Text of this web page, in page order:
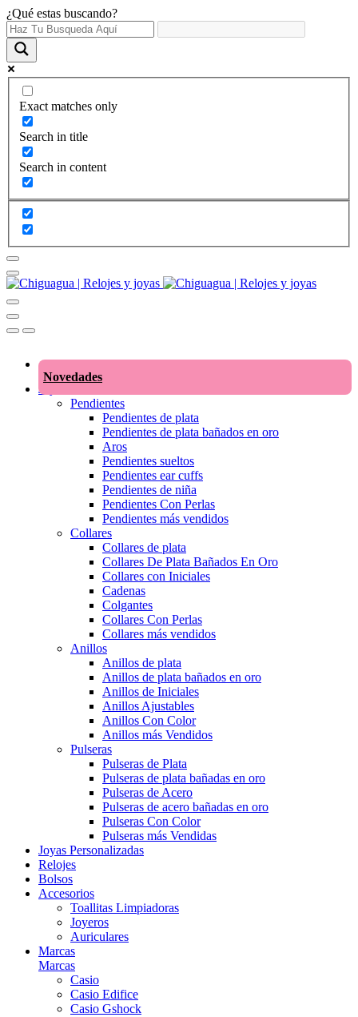
¿Qué estas buscando?
Exact matches only
Search in title
Search in content
Novedades
Joyas
Pendientes
Pendientes de plata
Pendientes de plata bañados en oro
Aros
Pendientes sueltos
Pendientes ear cuffs
Pendientes de niña
Pendientes Con Perlas
Pendientes más vendidos
Collares
Collares de plata
Collares De Plata Bañados En Oro
Collares con Iniciales
Cadenas
Colgantes
Collares Con Perlas
Collares más vendidos
Anillos
Anillos de plata
Anillos de plata bañados en oro
Anillos de Iniciales
Anillos Ajustables
Anillos Con Color
Anillos más Vendidos
Pulseras
Pulseras de Plata
Pulseras de plata bañadas en oro
Pulseras de Acero
Pulseras de acero bañadas en oro
Pulseras Con Color
Pulseras más Vendidas
Joyas Personalizadas
Relojes
Bolsos
Accesorios
Toallitas Limpiadoras
Joyeros
Auriculares
Marcas
Marcas
Casio
Casio Edifice
Casio Gshock